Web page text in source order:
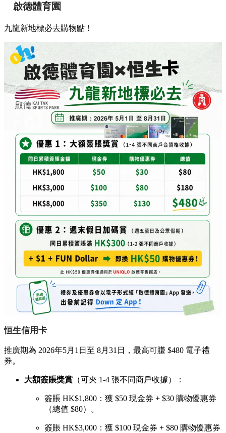
啟德體育園
九龍新地標必去購物點！
恒生信用卡
推廣期為 2026年5月1日至 8月31日，最高可賺 $480 電子禮
券。
大額簽賬獎賞 （可夾 1-4 張不同商戶收據）：
簽賬 HK$1,800：獲 $50 現金券 + $30 購物優惠券
（總值 $80）。
簽賬 HK$3,000：獲 $100 現金券 + $80 購物優惠券